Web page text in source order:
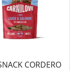
CORDERO